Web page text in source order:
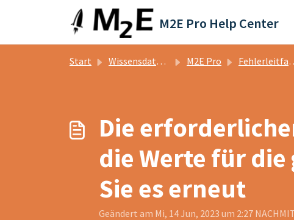
Zum hauptsächlichen Inhalt gehen
M2E Pro Help Center
Start Wissensdatenbank M2E Pro Fehlerleitfaden
Die
die Werte für
Sie es erneut
Geändert am Mi, 14 Jun, 2023 um 2:27